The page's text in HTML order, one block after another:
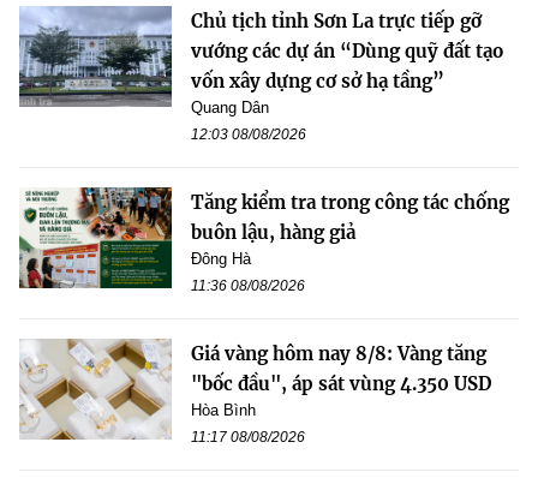
Chủ tịch tỉnh Sơn La trực tiếp gỡ
vướng các dự án “Dùng quỹ đất tạo
vốn xây dựng cơ sở hạ tầng”
Quang Dân
12:03 08/08/2026
Tăng kiểm tra trong công tác chống
buôn lậu, hàng giả
Đông Hà
11:36 08/08/2026
Giá vàng hôm nay 8/8: Vàng tăng
"bốc đầu", áp sát vùng 4.350 USD
Hòa Bình
11:17 08/08/2026